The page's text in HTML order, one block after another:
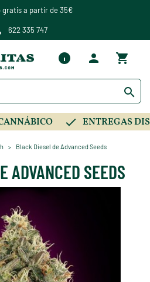
gratis a partir de 35€
622 335 747
ENTREGAS
Black Diesel de Advanced Seeds
ADVANCED SEEDS